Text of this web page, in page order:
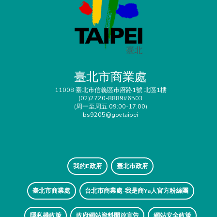
臺北市商業處
11008 臺北市信義區市府路1號 北區1樓
(02)2720-8889#6503
(周一至周五 09:00-17:00)
bs9205@gov.taipei
我的E政府 臺北市政府
臺北市商業處 台北市商業處-我是商Ya人官方粉絲團